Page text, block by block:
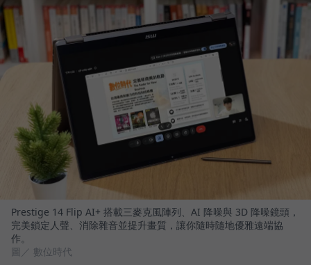
Prestige 14 Flip AI+ 搭載三麥克風陣列、AI 降噪與 3D 降噪鏡頭，
完美鎖定人聲、消除雜音並提升畫質，讓你隨時隨地優雅遠端協
作。
圖／ 數位時代